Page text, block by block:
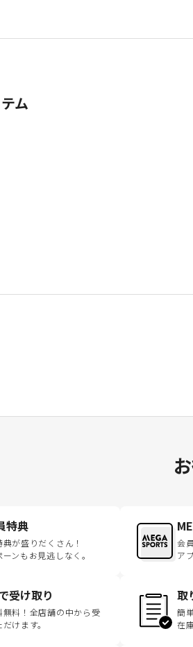
ム
特典
が盛りだくさん！
ンもお見逃しなく。
会
ア
受け取り
料！全店舗の中から受
けます。
取
簡
在